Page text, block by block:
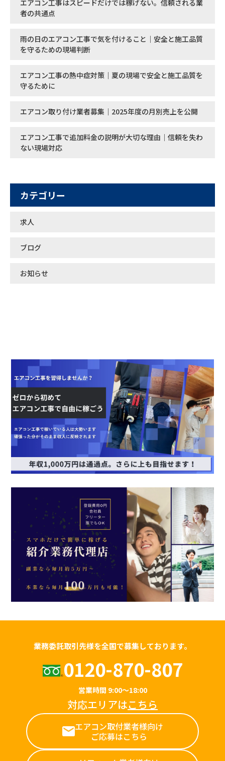
エアコン工事はスピードだけでは稼げない。信頼される業
者の共通点
雨の日のエアコン工事で気を付けること｜安全と施工品質
を守るための現場判断
エアコン工事の熱中症対策｜夏の現場で安全と施工品質を
守るために
エアコン取り付け業者募集｜2025年度の月別売上を公開
エアコン工事で追加料金の説明が大切な理由｜信頼を失わ
ない現場対応
カテゴリー
求人
ブログ
お知らせ
業務委託取引先様を全国で募集しております。
0120-870-807
営業時間 9:00～18:00
対応エリアはこちら
エアコン取付業者様向け
ご応募はこちら